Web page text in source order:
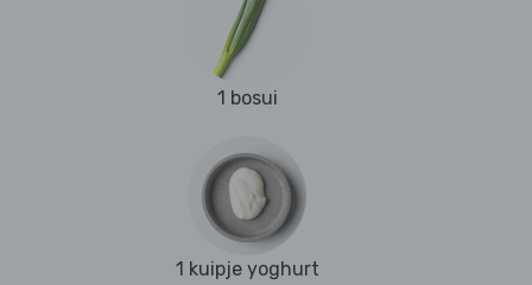
1 bosui
1 kuipje yoghurt